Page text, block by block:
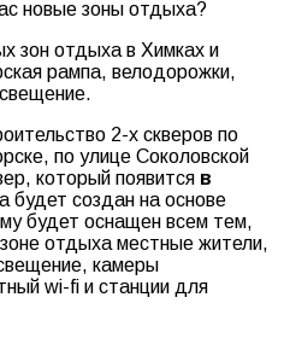
новые зоны отдыха?
зон отдыха в Химках и
рампа, велодорожки,
2-х скверов по
по улице Соколовской
который появится в
будет создан на основе
будет оснащен всем тем,
отдыха местные жители,
камеры
wi-fi и станции для